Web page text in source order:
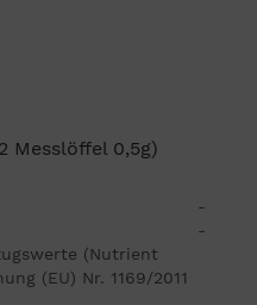
Messlöffel 0,5g)
500mg -
200mg -
(Nutrient
(EU) Nr. 1169/2011